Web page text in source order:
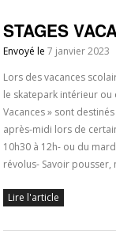
STAGES
Envoyé le 7 janvier 2023
Lors des vacances
le skatepark intérieur ou
Vacances » sont
après-midi lors de
10h30 à 12h- ou du
révolus- Savoir
Lire l'article